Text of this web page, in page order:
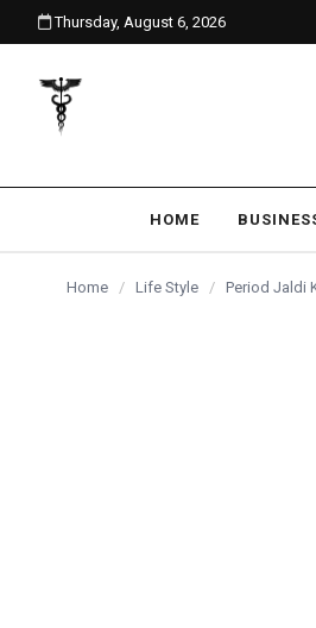
content
Thursday, August 6, 2026
HOME
Home / Life Style / Period Jaldi